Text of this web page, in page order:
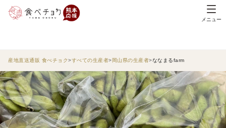
メニュー
産地直送通販 食べチョク すべての生産者 岡山県の生産者 ななまるfarm